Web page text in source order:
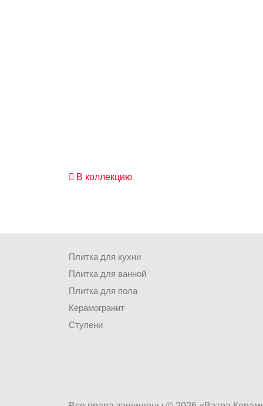
В коллекцию
Плитка для кухни
Плитка для ванной
Плитка для пола
Керамогранит
Ступени